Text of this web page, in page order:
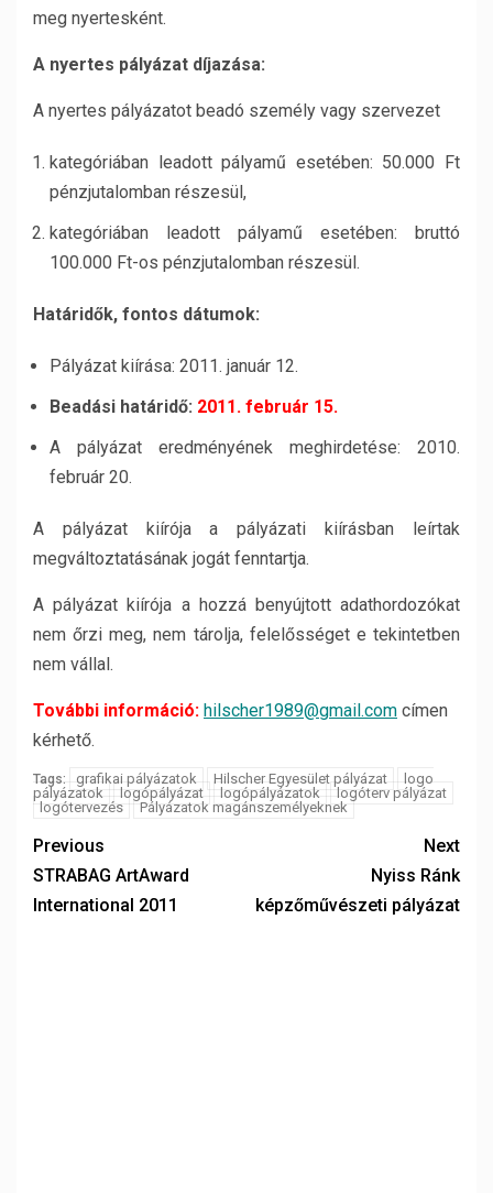
meg nyertesként.
A nyertes pályázat díjazása:
A nyertes pályázatot beadó személy vagy szervezet
kategóriában leadott pályamű esetében: 50.000 Ft
pénzjutalomban részesül,
kategóriában leadott pályamű esetében: bruttó
100.000 Ft-os pénzjutalomban részesül.
Határidők, fontos dátumok:
Pályázat kiírása: 2011. január 12.
Beadási határidő: 2011. február 15.
A pályázat eredményének meghirdetése: 2010.
február 20.
A pályázat kiírója a pályázati kiírásban leírtak
megváltoztatásának jogát fenntartja.
A pályázat kiírója a hozzá benyújtott adathordozókat
nem őrzi meg, nem tárolja, felelősséget e tekintetben
nem vállal.
További információ: hilscher1989@gmail.com címen
kérhető.
Tags: grafikai pályázatok Hilscher Egyesület pályázat
logo
pályázatok
logópályázat logópályázatok
logóterv pályázat
logótervezés
Pályázatok magánszemélyeknek
Previous
STRABAG ArtAward
International 2011
Next
Nyiss Ránk
képzőművészeti pályázat